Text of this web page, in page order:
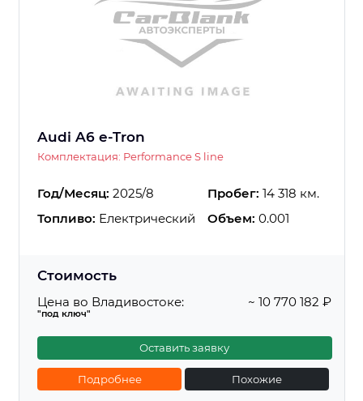
Audi A6 e-Tron
Комплектация: Performance S line
Год/Месяц: 2025/8 Пробег: 14 318 км.
Топливо: Електрический Объем: 0.001
Стоимость
Цена во Владивостоке:
"под ключ"
~ 10 770 182 ₽
Оставить заявку
Подробнее Похожие